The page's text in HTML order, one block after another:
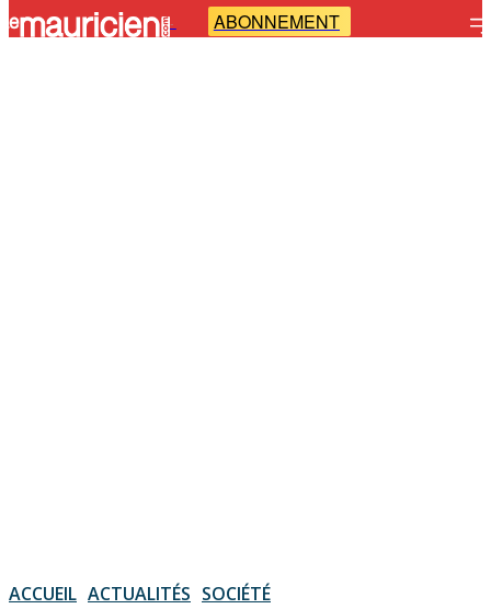
- ABONNEMENT
ACCUEIL ACTUALITÉS SOCIÉTÉ